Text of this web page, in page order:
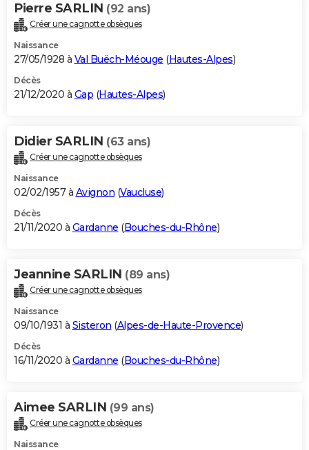
Pierre SARLIN (92 ans)
Créer une cagnotte obsèques
Naissance
27/05/1928 à Val Buëch-Méouge (Hautes-Alpes)
Décès
21/12/2020 à Gap (Hautes-Alpes)
Didier SARLIN (63 ans)
Créer une cagnotte obsèques
Naissance
02/02/1957 à Avignon (Vaucluse)
Décès
21/11/2020 à Gardanne (Bouches-du-Rhône)
Jeannine SARLIN (89 ans)
Créer une cagnotte obsèques
Naissance
09/10/1931 à Sisteron (Alpes-de-Haute-Provence)
Décès
16/11/2020 à Gardanne (Bouches-du-Rhône)
Aimee SARLIN (99 ans)
Créer une cagnotte obsèques
Naissance